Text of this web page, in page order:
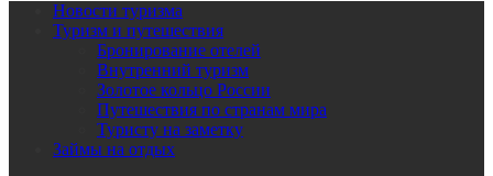
Новости туризма
Туризм и путешествия
Бронирование отелей
Внутренний туризм
Золотое кольцо России
Путешествия по странам мира
Туристу на заметку
Займы на отдых